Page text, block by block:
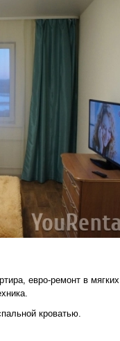
евро-ремонт в мягких
кроватью.